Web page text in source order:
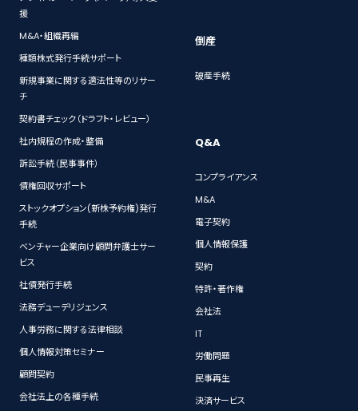
援
M&A・組織再編
種類株式発行手続サポート
新規事業に関する適法性等のリサー
チ
契約書チェック（ドラフト・レビュー）
社内規程の作成・整備
訴訟手続（民事事件）
債権回収サポート
ストックオプション(新株予約権)発行
手続
ベンチャー企業向け顧問弁護士サー
ビス
社債発行手続
法務デューデリジェンス
人事労務に関する法律相談
個人情報対策セミナー
顧問契約
会社法上の各種手続
倒産
破産手続
Q&A
コンプライアンス
M&A
電子契約
個人情報保護
契約
特許・著作権
会社法
IT
労働問題
民事再生
決済サービス